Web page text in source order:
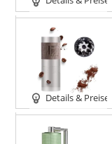
Details & Preise